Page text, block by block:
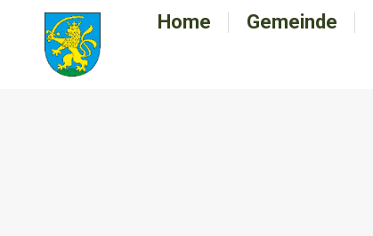
Home Gemeinde
Home Gemeinde